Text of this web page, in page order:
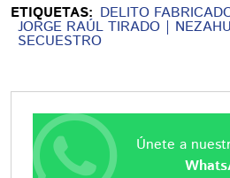
ETIQUETAS: DELITO
JORGE RAÚL TIRADO
SECUESTRO
Únete a